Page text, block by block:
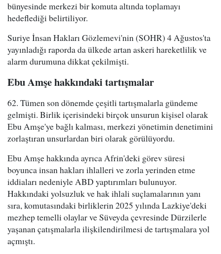
bünyesinde merkezi bir komuta altında toplamayı
hedeflediği belirtiliyor.
Suriye İnsan Hakları Gözlemevi'nin (SOHR) 4 Ağustos'ta
yayınladığı raporda da ülkede artan askeri hareketlilik ve
alarm durumuna dikkat çekilmişti.
Ebu Amşe hakkındaki tartışmalar
62. Tümen son dönemde çeşitli tartışmalarla gündeme
gelmişti. Birlik içerisindeki birçok unsurun kişisel olarak
Ebu Amşe'ye bağlı kalması, merkezi yönetimin denetimini
zorlaştıran unsurlardan biri olarak görülüyordu.
Ebu Amşe hakkında ayrıca Afrin'deki görev süresi
boyunca insan hakları ihlalleri ve zorla yerinden etme
iddiaları nedeniyle ABD yaptırımları bulunuyor.
Hakkındaki yolsuzluk ve hak ihlali suçlamalarının yanı
sıra, komutasındaki birliklerin 2025 yılında Lazkiye'deki
mezhep temelli olaylar ve Süveyda çevresinde Dürzilerle
yaşanan çatışmalarla ilişkilendirilmesi de tartışmalara yol
açmıştı.